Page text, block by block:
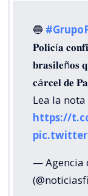
🔵
𝐏𝐨𝐥𝐢𝐜í𝐚
𝐛𝐫𝐚𝐬𝐢𝐥𝐞ñ𝐨𝐬
𝐜á𝐫𝐜𝐞𝐥 𝐝𝐞
Lea la
https://
— Agencia